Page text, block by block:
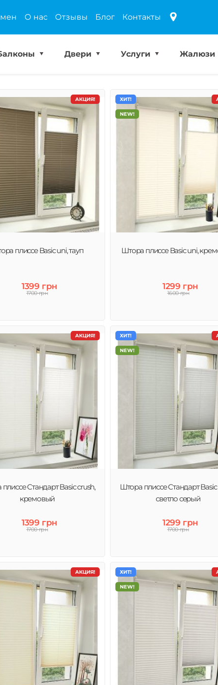
О нас Отзывы Блог Контакты
Двери Услуги Жалюзи
АКЦИЯ!
плиссе Basic uni, тауп
1399 грн
1700 грн
ХИТ!
NEW!
Штора плиссе Basic uni,
1299 грн
1600 грн
АКЦИЯ!
Стандарт Basic crush,
кремовый
1399 грн
1700 грн
ХИТ!
NEW!
Штора плиссе Стандарт Basic
светло серый
1299 грн
1700 грн
АКЦИЯ! ХИТ!
NEW!